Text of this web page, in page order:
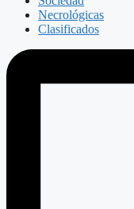
Necrológicas
Clasificados